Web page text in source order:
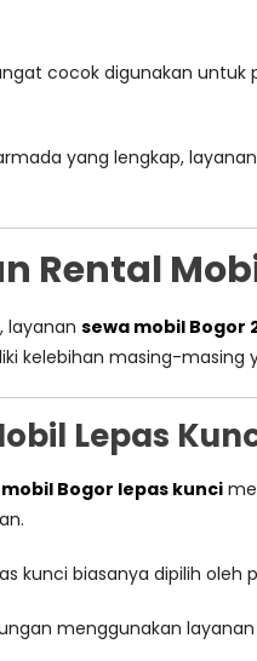
cocok digunakan untuk
yang lengkap, layanan
Rental
layanan sewa mobil Bogor
kelebihan masing-masing
Lepas
Bogor lepas kunci
kunci biasanya dipilih
menggunakan